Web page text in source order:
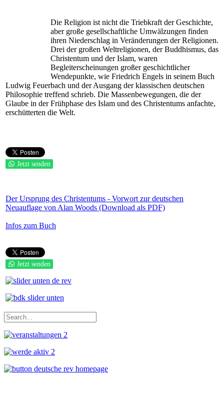
Die Religion ist nicht die Triebkraft der Geschichte,
aber große gesellschaftliche Umwälzungen finden
ihren Niederschlag in Veränderungen der Religionen.
Drei der großen Weltreligionen, der Buddhismus, das
Christentum und der Islam, waren
Begleiterscheinungen großer geschichtlicher
Wendepunkte, wie Friedrich Engels in seinem Buch
Ludwig Feuerbach und der Ausgang der klassischen deutschen
Philosophie treffend schrieb. Die Massenbewegungen, die der
Glaube in der Frühphase des Islam und des Christentums anfachte,
erschütterten die Welt.
Jetzt senden
Der Ursprung des Christentums - Vorwort zur deutschen
Neuauflage von Alan Woods (Download als PDF)
Infos zum Buch
Jetzt senden